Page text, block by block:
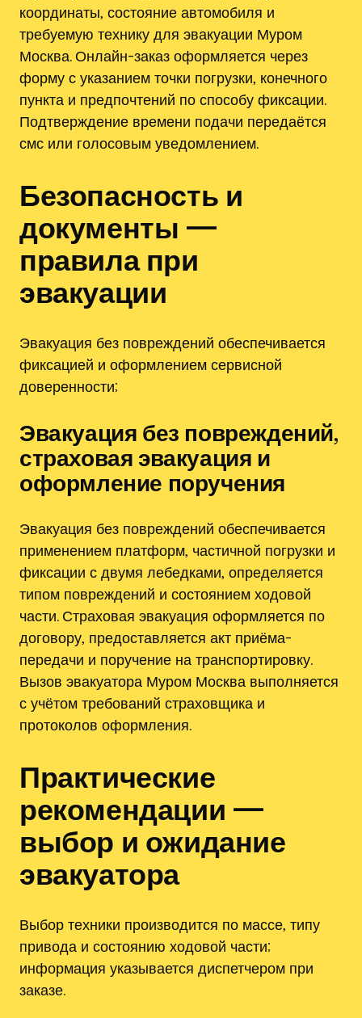
координаты‚ состояние автомобиля и
требуемую технику для эвакуации Муром
Москва. Онлайн-заказ оформляется через
форму с указанием точки погрузки‚ конечного
пункта и предпочтений по способу фиксации.
Подтверждение времени подачи передаётся
смс или голосовым уведомлением.
Безопасность и
документы —
правила при
эвакуации
Эвакуация без повреждений обеспечивается
фиксацией и оформлением сервисной
доверенности;
Эвакуация без повреждений‚
страховая эвакуация и
оформление поручения
Эвакуация без повреждений обеспечивается
применением платформ‚ частичной погрузки и
фиксации с двумя лебедками‚ определяется
типом повреждений и состоянием ходовой
части. Страховая эвакуация оформляется по
договору‚ предоставляется акт приёма-
передачи и поручение на транспортировку.
Вызов эвакуатора Муром Москва выполняется
с учётом требований страховщика и
протоколов оформления.
Практические
рекомендации —
выбор и ожидание
эвакуатора
Выбор техники производится по массе‚ типу
привода и состоянию ходовой части;
информация указывается диспетчером при
заказе.